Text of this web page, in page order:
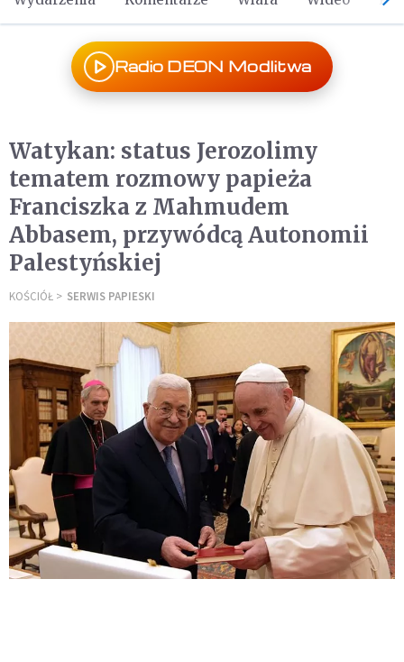
Radio DEON Modlitwa
Watykan: status Jerozolimy
tematem rozmowy papieża
Franciszka z Mahmudem
Abbasem, przywódcą Autonomii
Palestyńskiej
KOŚCIÓŁ SERWIS PAPIESKI